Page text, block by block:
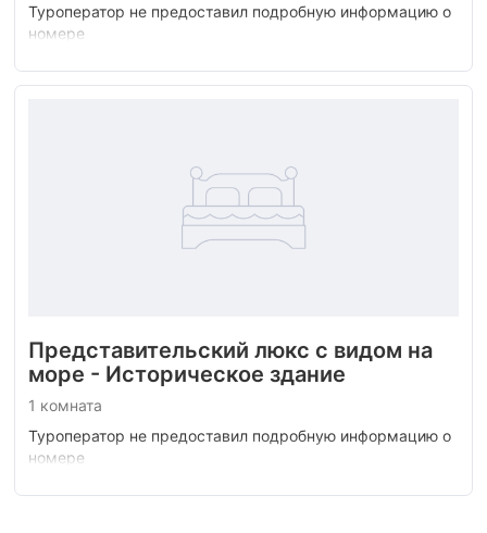
Туроператор не предоставил подробную информацию о
номере
Представительский люкс с видом на
море - Историческое здание
1 комната
Туроператор не предоставил подробную информацию о
номере